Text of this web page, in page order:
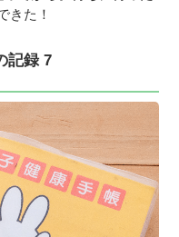
きた！
記録 7